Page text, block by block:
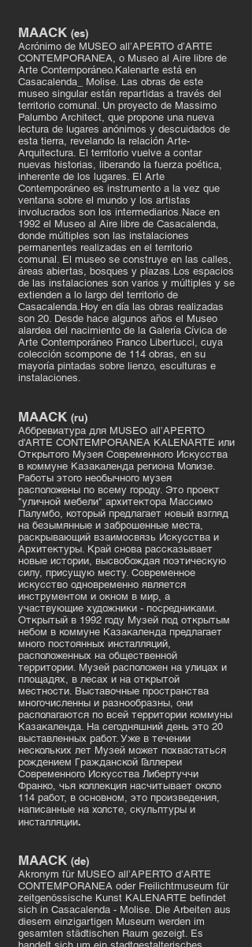
MAACK (es)
Acrónimo de MUSEO all’APERTO d’ARTE
CONTEMPORANEA, o Museo al Aire libre de
Arte Contemporáneo.Kalenarte está en
Casacalenda_ Molise. Las obras de este
museo singular están repartidas a través del
territorio comunal. Un proyecto de Massimo
Palumbo Architect, que propone una nueva
lectura de lugares anónimos y descuidados de
esta tierra, revelando la relación Arte-
Arquitectura. El territorio vuelve a contar
nuevas historias, liberando la fuerza poética,
inherente de los lugares. El Arte
Contemporáneo es instrumento a la vez que
ventana sobre el mundo y los artistas
involucrados son los intermediarios.Nace en
1992 el Museo al Aire libre de Casacalenda,
donde múltiples son las instalaciones
permanentes realizadas en el territorio
comunal. El museo se construye en las calles,
áreas abiertas, bosques y plazas.Los espacios
de las instalaciones son varios y múltiples y se
extienden a lo largo del territorio de
Casacalenda.Hoy en día las obras realizadas
son 20. Desde hace algunos años el Museo
alardea del nacimiento de la Galería Cívica de
Arte Contemporáneo Franco Libertucci, cuya
colección scompone de 114 obras, en su
mayoría pintadas sobre lienzo, esculturas e
instalaciones.
MAACK (ru)
Аббревиатура для MUSEO all’APERTO
d'ARTE CONTEMPORANEA KALENARTE или
Открытого Музея Современного Искусства
в коммуне Казакаленда региона Молизе.
Работы этого необычного музея
расположены по всему городу. Это проект
"уличной мебели" архитектора Массимо
Палумбо, который предлагает новый взгляд
на безымянные и заброшенные места,
раскрывающий взаимосвязь Искусства и
Архитектуры. Край снова рассказывает
новые истории, высвобождая поэтическую
силу, присущую месту. Современное
искусство одновременно является
инструментом и окном в мир, а
участвующие художники - посредниками.
Открытый в 1992 году Музей под открытым
небом в коммуне Казакаленда предлагает
много постоянных инсталляций,
расположенных на общественной
территории. Музей расположен на улицах и
площадях, в лесах и на открытой
местности. Выставочные пространства
многочисленны и разнообразны, они
располагаются по всей территории коммуны
Казакаленда. На сегодняшний день это 20
выставленных работ. Уже в течении
нескольких лет Музей может похвастаться
рождением Гражданской Галлереи
Современного Искусства Либертуччи
Франко, чья коллекция насчитывает около
114 работ, в основном, это произведения,
написанные на холсте, скульптуры и
инсталляции.
MAACK (de)
Akronym für MUSEO all’APERTO d’ARTE
CONTEMPORANEA oder Freilichtmuseum für
zeitgenössische Kunst KALENARTE befindet
sich in Casacalenda - Molise. Die Arbeiten aus
diesem einzigartigen Museum werden im
gesamten städtischen Raum gezeigt. Es